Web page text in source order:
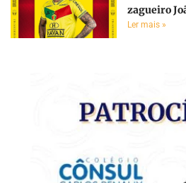
zagueiro
Ler mais »